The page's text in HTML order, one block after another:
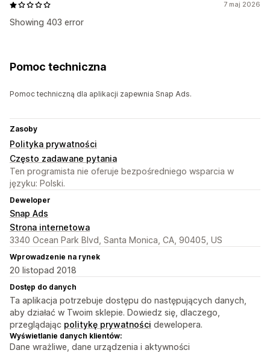
7 maj 2026
Showing 403 error
Pomoc techniczna
Pomoc techniczną dla aplikacji zapewnia Snap Ads.
Zasoby
Polityka prywatności
Często zadawane pytania
Ten programista nie oferuje bezpośredniego wsparcia w
języku: Polski.
Deweloper
Snap Ads
Strona internetowa
3340 Ocean Park Blvd, Santa Monica, CA, 90405, US
Wprowadzenie na rynek
20 listopad 2018
Dostęp do danych
Ta aplikacja potrzebuje dostępu do następujących danych,
aby działać w Twoim sklepie. Dowiedz się, dlaczego,
przeglądając politykę prywatności dewelopera.
Wyświetlanie danych klientów:
Dane wrażliwe, dane urządzenia i aktywności